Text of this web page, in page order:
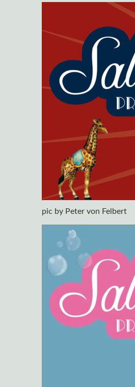
pic by Peter von Felbert